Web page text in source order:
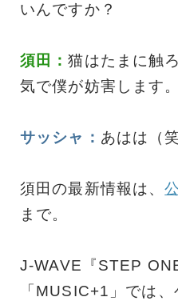
いんですか？
須田：猫はたまに触
気で僕が妨害します。
サッシャ： あはは（
須田の最新情報は、
まで。
J-WAVE『STEP
「MUSIC+1」では